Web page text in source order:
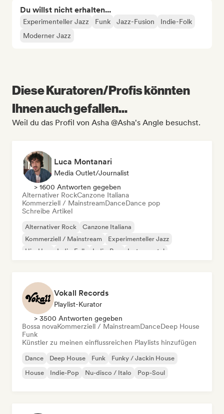
Du willst nicht erhalten...
Experimenteller Jazz Funk Jazz-Fusion
Indie-Folk
Moderner Jazz
Diese Kuratoren/Profis könnten
Ihnen auch gefallen...
Weil du das Profil von Asha @Asha's Angle besuchst.
Luca Montanari
Media Outlet/Journalist
> 1600 Antworten gegeben
Alternativer RockCanzone Italiana
Kommerziell / MainstreamDanceDance pop
Schreibe Artikel
Alternativer Rock
Canzone Italiana
Kommerziell / Mainstream
Experimenteller Jazz
Hip-Hop
Indie-Folk Indie-Pop Instrumental
Vokall Records
Playlist-Kurator
> 3500 Antworten gegeben
Bossa novaKommerziell / MainstreamDanceDeep House
Funk
Künstler zu meinen einflussreichen Playlists hinzufügen
Dance Deep House Funk
Funky / Jackin House
House
Indie-Pop Nu-disco / Italo Pop-Soul